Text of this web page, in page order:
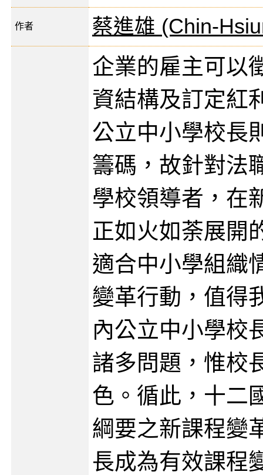
作者 蔡進雄 (Chin-
企業的雇主可以
資結構及訂定紅
公立中小學校長
籌碼，故針對法
學校領導者，在
正如火如荼展開
適合中小學組織
變革行動，值得
內公立中小學校
諸多問題，惟校
色。循此，十二
綱要之新課程變
長成為有效課程